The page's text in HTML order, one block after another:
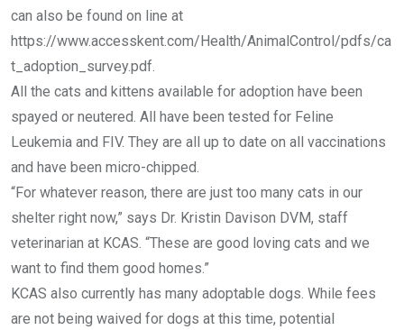
can also be found on line at
https://www.accesskent.com/Health/AnimalControl/pdfs/ca
t_adoption_survey.pdf.
All the cats and kittens available for adoption have been
spayed or neutered. All have been tested for Feline
Leukemia and FIV. They are all up to date on all vaccinations
and have been micro-chipped.
“For whatever reason, there are just too many cats in our
shelter right now,” says Dr. Kristin Davison DVM, staff
veterinarian at KCAS. “These are good loving cats and we
want to find them good homes.”
KCAS also currently has many adoptable dogs. While fees
are not being waived for dogs at this time, potential